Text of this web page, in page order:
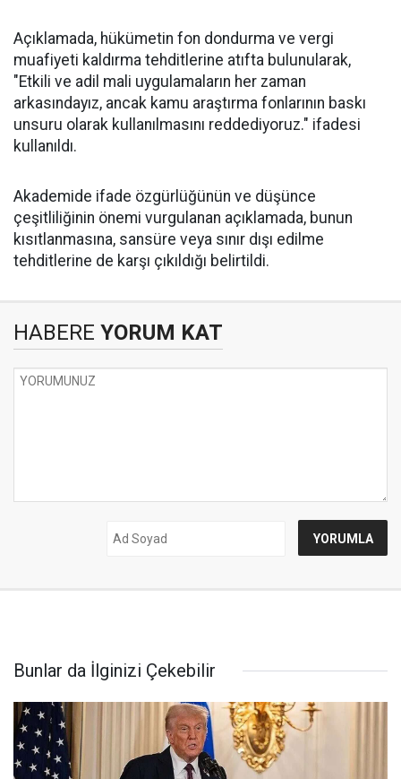
Açıklamada, hükümetin fon dondurma ve vergi
muafiyeti kaldırma tehditlerine atıfta bulunularak,
"Etkili ve adil mali uygulamaların her zaman
arkasındayız, ancak kamu araştırma fonlarının baskı
unsuru olarak kullanılmasını reddediyoruz." ifadesi
kullanıldı.
Akademide ifade özgürlüğünün ve düşünce
çeşitliliğinin önemi vurgulanan açıklamada, bunun
kısıtlanmasına, sansüre veya sınır dışı edilme
tehditlerine de karşı çıkıldığı belirtildi.
HABERE YORUM KAT
Bunlar da İlginizi Çekebilir